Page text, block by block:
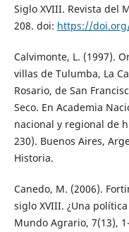
Siglo XVIII. Revista del
208. doi: https://doi.org/
Calvimonte, L. (1997).
villas de Tulumba, La
Rosario, de San
Seco. En Academia
nacional y regional de
230). Buenos Aires,
Historia.
Canedo, M. (2006).
siglo XVIII. ¿Una
Mundo Agrario, 7(13),